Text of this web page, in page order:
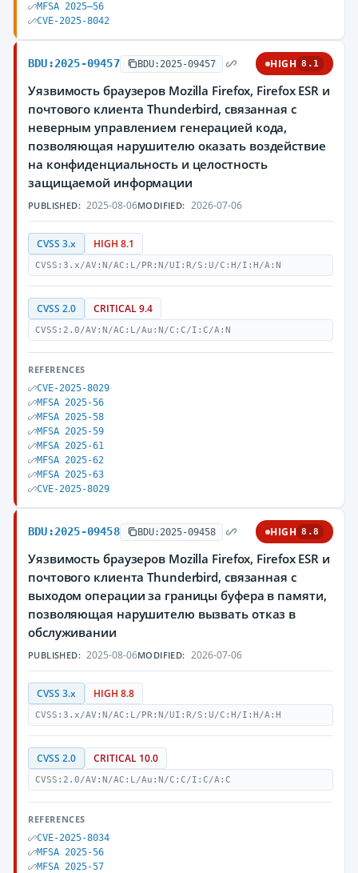
MFSA 2025–56
CVE-2025-8042
BDU:2025-09457 BDU:2025-09457 HIGH 8.1
Уязвимость браузеров Mozilla Firefox, Firefox ESR и
почтового клиента Thunderbird, связанная с
неверным управлением генерацией кода,
позволяющая нарушителю оказать воздействие
на конфиденциальность и целостность
защищаемой информации
PUBLISHED: 2025-08-06MODIFIED: 2026-07-06
CVSS 3.x HIGH 8.1
CVSS:3.x/AV:N/AC:L/PR:N/UI:R/S:U/C:H/I:H/A:N
CVSS 2.0 CRITICAL 9.4
CVSS:2.0/AV:N/AC:L/Au:N/C:C/I:C/A:N
REFERENCES
CVE-2025-8029
MFSA 2025-56
MFSA 2025-58
MFSA 2025-59
MFSA 2025-61
MFSA 2025-62
MFSA 2025-63
CVE-2025-8029
BDU:2025-09458 BDU:2025-09458 HIGH 8.8
Уязвимость браузеров Mozilla Firefox, Firefox ESR и
почтового клиента Thunderbird, связанная с
выходом операции за границы буфера в памяти,
позволяющая нарушителю вызвать отказ в
обслуживании
PUBLISHED: 2025-08-06MODIFIED: 2026-07-06
CVSS 3.x HIGH 8.8
CVSS:3.x/AV:N/AC:L/PR:N/UI:R/S:U/C:H/I:H/A:H
CVSS 2.0 CRITICAL 10.0
CVSS:2.0/AV:N/AC:L/Au:N/C:C/I:C/A:C
REFERENCES
CVE-2025-8034
MFSA 2025-56
MFSA 2025-57